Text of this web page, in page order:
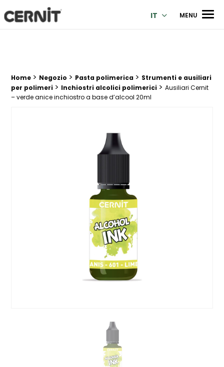
Cernit Une qualité haut de gamme pour des créations
IT MENU
Breadcrumb trail:
Home > Negozio > Pasta polimerica > Strumenti e ausiliari
per polimeri > Inchiostri alcolici polimerici > Ausiliari Cernit
– verde anice inchiostro a base d’alcool 20ml